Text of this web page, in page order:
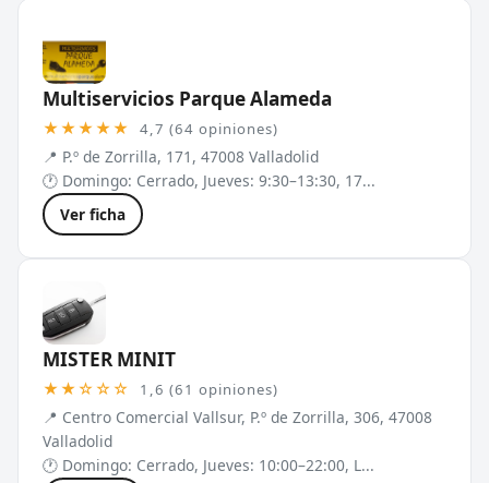
Multiservicios Parque Alameda
★★★★★ 4,7 (64 opiniones)
📍 P.º de Zorrilla, 171, 47008 Valladolid
🕐 Domingo: Cerrado, Jueves: 9:30–13:30, 17...
Ver ficha
MISTER MINIT
★★☆☆☆ 1,6 (61 opiniones)
📍 Centro Comercial Vallsur, P.º de Zorrilla, 306, 47008
Valladolid
🕐 Domingo: Cerrado, Jueves: 10:00–22:00, L...